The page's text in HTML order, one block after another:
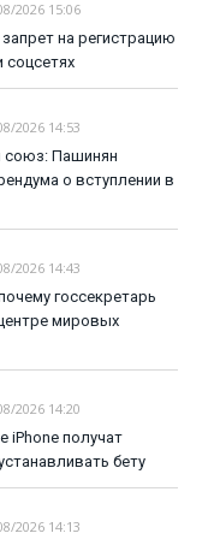
2026 15:06
на регистрацию
соцсетях
2026 14:53
союз: Пашинян
о вступлении в
2026 14:43
госсекретарь
мировых
2026 14:20
iPhone получат
бету
2026 14:13